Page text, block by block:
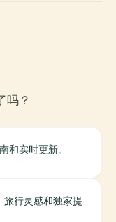
吗？
和实时更新。
旅行灵感和独家提